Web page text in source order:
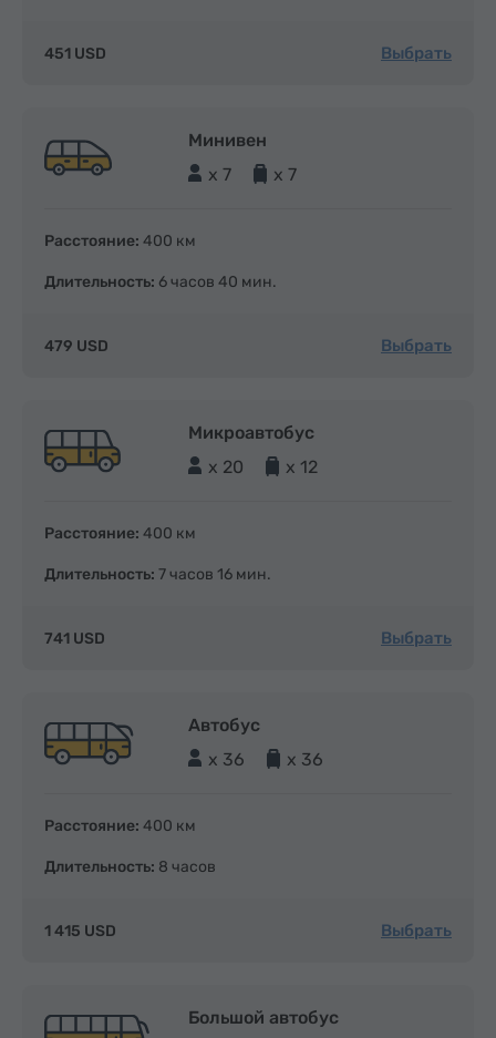
451 USD Выбрать
Минивен
x 7
x 7
Расстояние: 400 км
Длительность: 6 часов 40 мин.
479 USD Выбрать
Микроавтобус
x 20
x 12
Расстояние: 400 км
Длительность: 7 часов 16 мин.
741 USD Выбрать
Автобус
x 36
x 36
Расстояние: 400 км
Длительность: 8 часов
1 415 USD Выбрать
Большой автобус